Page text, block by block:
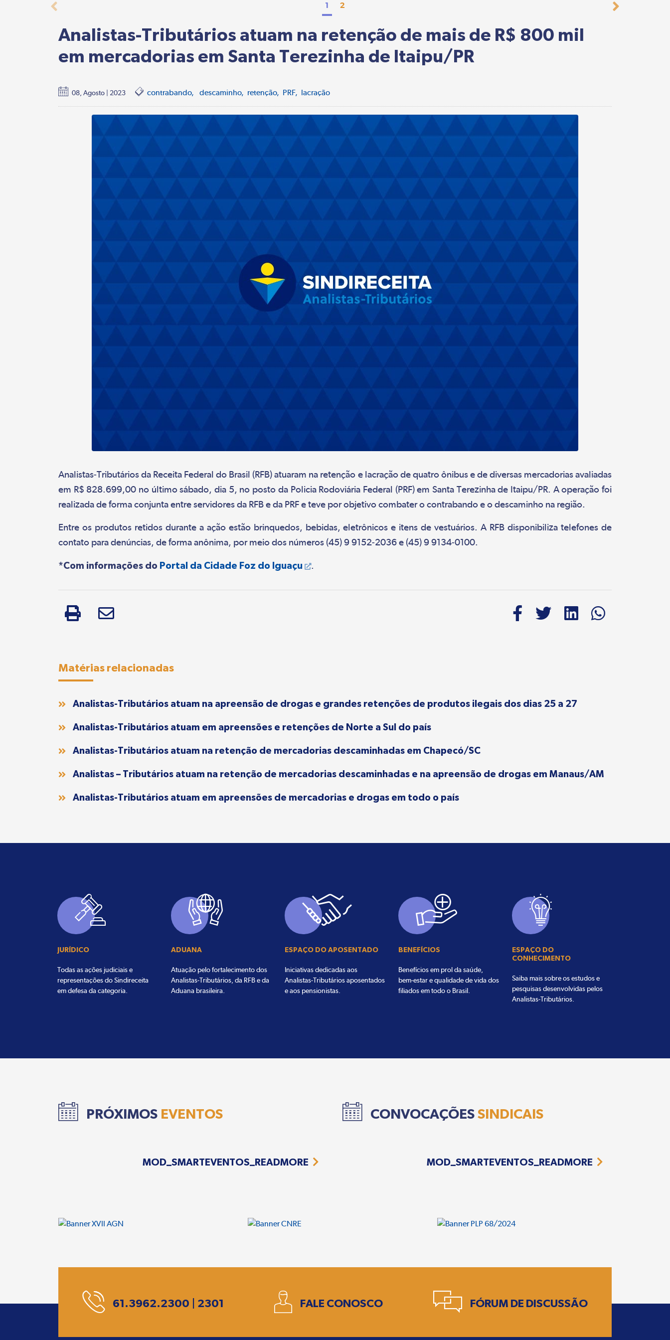
1 2
Analistas-Tributários atuam na retenção de mais de R$ 800 mil
em mercadorias em Santa Terezinha de Itaipu/PR
08, Agosto | 2023 contrabando descaminho retenção PRF lacração
Analistas-Tributários da Receita Federal do Brasil (RFB) atuaram na retenção e lacração de quatro ônibus e de diversas mercadorias avaliadas
em R$ 828.699,00 no último sábado, dia 5, no posto da Policia Rodoviária Federal (PRF) em Santa Terezinha de Itaipu/PR. A operação foi
realizada de forma conjunta entre servidores da RFB e da PRF e teve por objetivo combater o contrabando e o descaminho na região.
Entre os produtos retidos durante a ação estão brinquedos, bebidas, eletrônicos e itens de vestuários. A RFB disponibiliza telefones de
contato para denúncias, de forma anônima, por meio dos números (45) 9 9152-2036 e (45) 9 9134-0100.
*Com informações do Portal da Cidade Foz do Iguaçu .
Matérias relacionadas
Analistas-Tributários atuam na apreensão de drogas e grandes retenções de produtos ilegais dos dias 25 a 27
Analistas-Tributários atuam em apreensões e retenções de Norte a Sul do país
Analistas-Tributários atuam na retenção de mercadorias descaminhadas em Chapecó/SC
Analistas – Tributários atuam na retenção de mercadorias descaminhadas e na apreensão de drogas em Manaus/AM
Analistas-Tributários atuam em apreensões de mercadorias e drogas em todo o país
JURÍDICO
Todas as ações judiciais e
representações do Sindireceita
em defesa da categoria.
ADUANA
Atuação pelo fortalecimento dos
Analistas-Tributários, da RFB e da
Aduana brasileira.
ESPAÇO DO APOSENTADO
Iniciativas dedicadas aos
Analistas-Tributários aposentados
e aos pensionistas.
BENEFÍCIOS
Benefícios em prol da saúde,
bem-estar e qualidade de vida dos
filiados em todo o Brasil.
ESPAÇO DO
CONHECIMENTO
Saiba mais sobre os estudos e
pesquisas desenvolvidas pelos
Analistas-Tributários.
PRÓXIMOS EVENTOS
MOD_SMARTEVENTOS_READMORE
CONVOCAÇÕESSINDICAIS
MOD_SMARTEVENTOS_READMORE
61.3962.2300 | 2301 FALE CONOSCO FÓRUM DE DISCUSSÃO